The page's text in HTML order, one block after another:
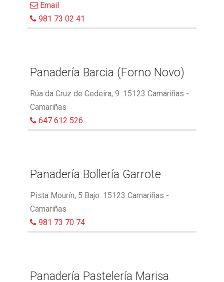
Email
981 73 02 41
Panadería Barcia (Forno Novo)
Rúa da Cruz de Cedeira, 9. 15123 Camariñas -
Camariñas
647 612 526
Panadería Bollería Garrote
Pista Mourín, 5 Bajo. 15123 Camariñas -
Camariñas
981 73 70 74
Panadería Pastelería Marisa